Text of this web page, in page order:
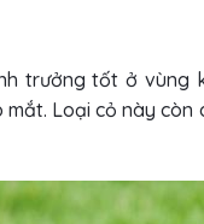
trưởng tốt ở vùng
Loại cỏ này